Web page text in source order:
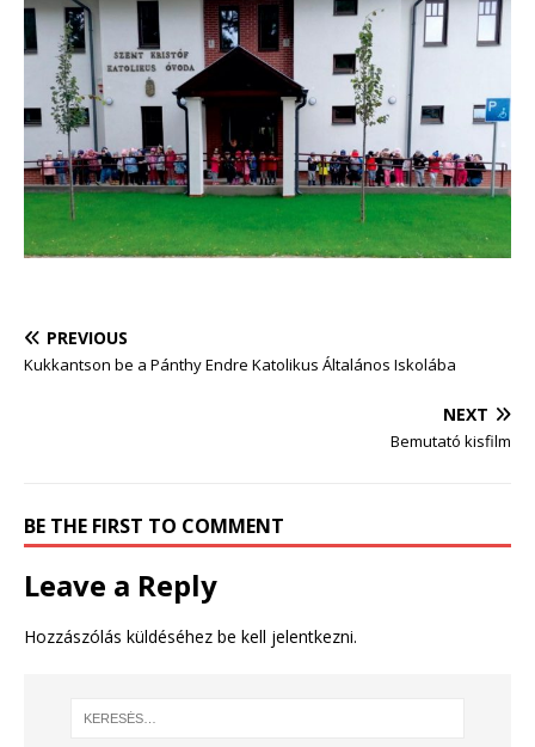
PREVIOUS
Kukkantson be a Pánthy Endre Katolikus Általános Iskolába
NEXT
Bemutató kisfilm
BE THE FIRST TO COMMENT
Leave a Reply
Hozzászólás küldéséhez be kell jelentkezni.